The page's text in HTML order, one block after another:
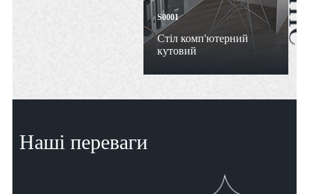
S0001
Стіл комп'ютерний
кутовий
Наші переваги